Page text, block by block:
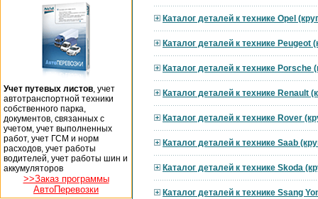
Учет путевых листов , учет
автотранспортной техники
собственного парка,
документов, связанных с
учетом, учет выполненных
работ, учет ГСМ и норм
расходов, учет работы
водителей, учет работы шин и
аккумуляторов
>>Заказ программы
АвтоПеревозки
Каталог деталей к технике Opel
Каталог деталей к технике Peugeot
Каталог деталей к технике Porsche
Каталог деталей к технике Renault
Каталог деталей к технике Rover
Каталог деталей к технике Saab
Каталог деталей к технике Skoda
Каталог деталей к технике Ssang